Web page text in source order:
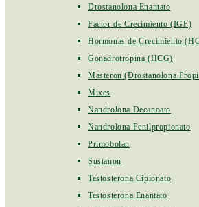
Drostanolona Enantato
Factor de Crecimiento (IGF)
Hormonas de Crecimiento
Gonadrotropina (HCG)
Masteron (Drostanolona
Mixes
Nandrolona Decanoato
Nandrolona Fenilpropionato
Primobolan
Sustanon
Testosterona Cipionato
Testosterona Enantato